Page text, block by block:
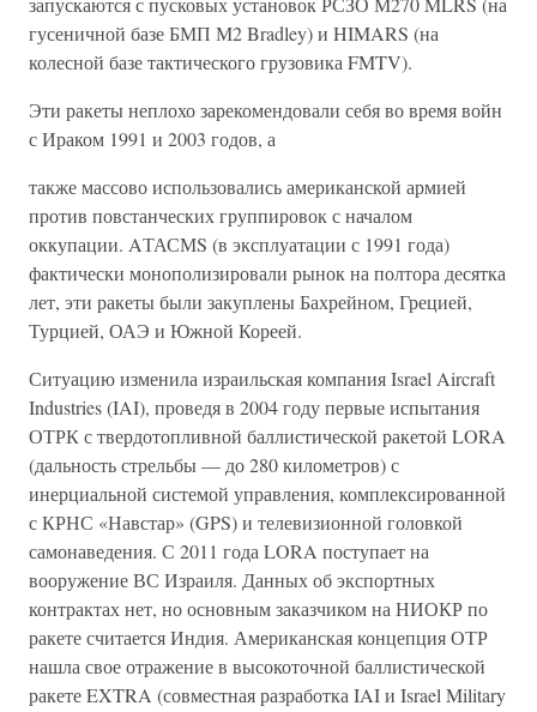
гусеничной базе БМП М2 Bradley) и HIMARS (на
колесной базе тактического грузовика FMTV).
Эти ракеты неплохо зарекомендовали себя во время войн
с Ираком 1991 и 2003 годов, а
также массово использовались американской армией
против повстанческих группировок с началом
оккупации. AТАСМS (в эксплуатации с 1991 года)
фактически монополизировали рынок на полтора десятка
лет, эти ракеты были закуплены Бахрейном, Грецией,
Турцией, ОАЭ и Южной Кореей.
Ситуацию изменила израильская компания Israel Aircraft
Industries (IAI), проведя в 2004 году первые испытания
ОТРК с твердотопливной баллистической ракетой LORA
(дальность стрельбы — до 280 километров) с
инерциальной системой управления, комплексированной
с КРНС «Навстар» (GPS) и телевизионной головкой
самонаведения. С 2011 года LORA поступает на
вооружение ВС Израиля. Данных об экспортных
контрактах нет, но основным заказчиком на НИОКР по
ракете считается Индия. Американская концепция ОТР
нашла свое отражение в высокоточной баллистической
ракете EXTRA (совместная разработка IAI и Israel Military